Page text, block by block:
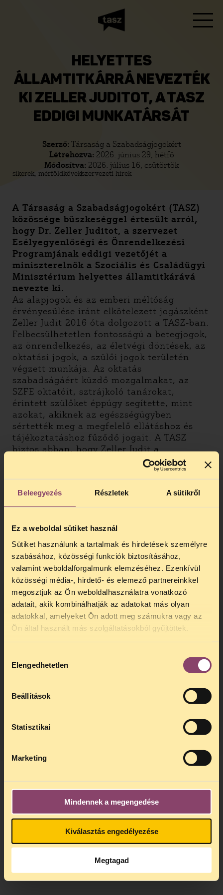
Beleegyezés Részletek A sütikről
Ez a weboldal sütiket használ
Sütiket használunk a tartalmak és hirdetések személyre
szabásához, közösségi funkciók biztosításához,
valamint weboldalforgalmunk elemzéséhez. Ezenkívül
közösségi média-, hirdető- és elemező partnereinkkel
megosztjuk az Ön weboldalhasználatra vonatkozó
adatait, akik kombinálhatják az adatokat más olyan
adatokkal, amelyeket Ön adott meg számukra vagy az
Ön által használt más szolgáltatásokból gyűjtöttek.
kiválasztása
Elengedhetetlen
Beállítások
Statisztikai
Marketing
Mindennek a megengedése
Kiválasztás engedélyezése
Megtagad
HELYETTES
ÁLLAMTITKÁRRÁ NEVEZTÉK
KI ZELLER JUDITOT, A TASZ
EDDIGI MUNKATÁRSÁT
Szerző: Társaság a Szabadságjogokért
Létrehozva: 2026. június 29, hétfő
Módosítva: 2026. július 16, csütörtök
sikerek, mérföldkövekszervezeti hírek
A Társaság a Szabadságjogokért (TASZ)
közössége büszkeséggel értesült arról,
hogy Dr. Zeller Juditot, a szervezet
Esélyegyenlőségi és Önrendelkezési
Programjának eddigi vezetőjét a
miniszterelnök a Szociális és Családügyi
Minisztérium helyettes államtitkárává
nevezte ki.
Az alapjogok és az emberi méltóság
érvényesülése iránt elkötelezett jogászként
Zeller Judit 2016 óta dolgozott a TASZ-ban.
Felbecsülhetetlen fontosságú a betegjogok,
az önrendelkezés, az életvégi döntések, az
oktatási jogok, a szülői jogok területén
végzett munkája. Az oktatás
szabadságáért küzdő mozgalmakat, az
SZFE oktatóit, sztrájkoló tanárokat,
érintett szülőket éppúgy segítette, mint
azokat, akiknek az egészségügyben
sértették meg a megfelelő ellátáshoz és
tájékoztatáshoz fűződő jogait. A TASZ
biztos abban, hogy Zeller Judit a
kormányzati munkája során is ezt az
emberi jogi szemléletet fogja képviselni.
A jogvédő szervezet szerint reményre ad
szférából érkező szakember kapott fontos
korábbinál összehasonlíthatatlanul jobb
együttműködésben bízva, de továbbra is a
hatalomtól függetlenül dolgozik azért,
hogy a polgárok érvényesíthessék jogaikat
az állami szervek indokolatlan
beavatkozásaival és mulasztásaival
szemben, és változás történjen a
rendszerszintű problémák terén.
TELEFONOS JOGSEGÉLY
SZÜNET!
hogytelefonos jogsegélyünk július 27 és
telefonos jogsegély
kedden, 13 és 15 óra között lesz
alatt is elér minket.